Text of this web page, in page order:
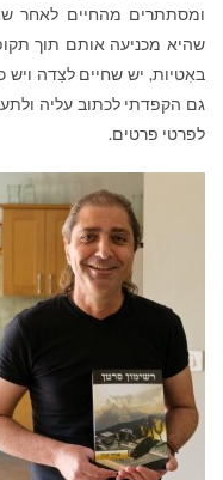
ומסתתרים מהחיים לאחר
שהיא מכניעה אותם תוך
באִטיות, יש שחיים לצִדה ויש
גם הקפדתי לכתוב עליה
לפרטי פרטים.